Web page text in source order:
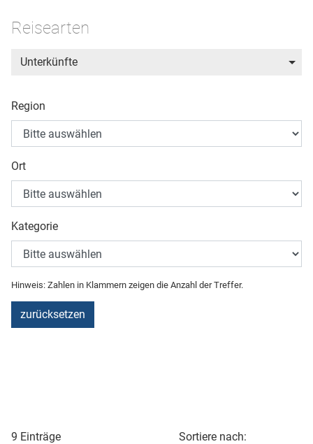
Reisearten
Unterkünfte
Region
Ort
Kategorie
Hinweis: Zahlen in Klammern zeigen die Anzahl der Treffer.
zurücksetzen
9 Einträge Sortiere nach: